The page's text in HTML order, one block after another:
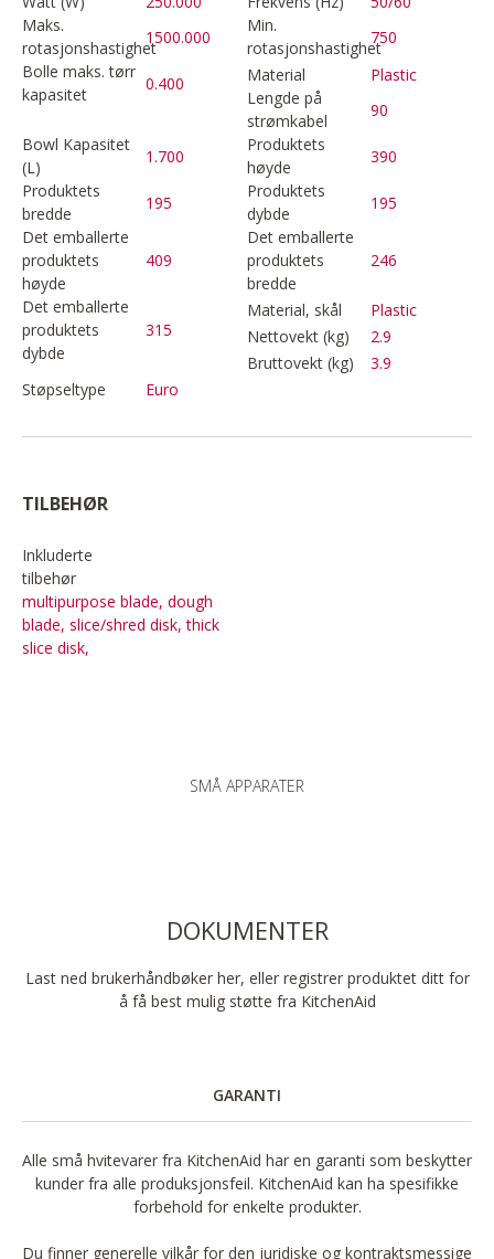
Maks.
rotasjonshastighet
1500.000
Min.
rotasjonshastighet
750
Bolle maks. tørr
kapasitet
0.400 Material
Plastic
Lengde på
strømkabel
90
Bowl Kapasitet
(L)
1.700
Produktets
høyde
390
Produktets
bredde
195
Produktets
dybde
195
Det emballerte
produktets
høyde
409
Det emballerte
produktets
bredde
246
Det emballerte
produktets
dybde
315
Material, skål
Plastic
Nettovekt (kg)
2.9
Bruttovekt (kg)
3.9
Støpseltype
Euro
TILBEHØR
Inkluderte
tilbehør
multipurpose blade, dough
blade, slice/shred disk, thick
slice disk,
SMÅ APPARATER
DOKUMENTER
Last ned brukerhåndbøker her, eller registrer produktet ditt for
å få best mulig støtte fra KitchenAid
GARANTI
Alle små hvitevarer fra KitchenAid har en garanti som beskytter
kunder fra alle produksjonsfeil. KitchenAid kan ha spesifikke
forbehold for enkelte produkter.
Du finner generelle vilkår for den juridiske og kontraktsmessige